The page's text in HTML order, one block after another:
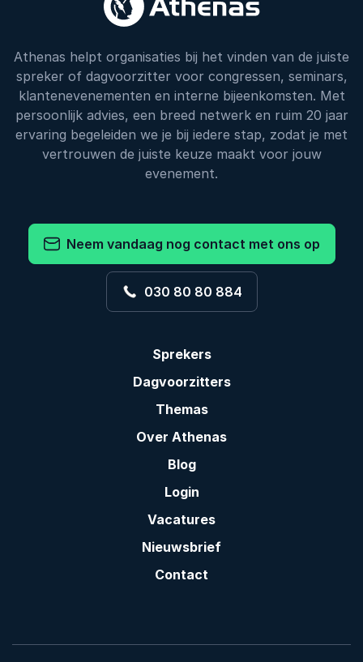
Athenas helpt organisaties bij het vinden van de juiste
spreker of dagvoorzitter voor congressen, seminars,
klantenevenementen en interne bijeenkomsten. Met
persoonlijk advies, een breed netwerk en ruim 20 jaar
ervaring begeleiden we je bij iedere stap, zodat je met
vertrouwen de juiste keuze maakt voor jouw
evenement.
Neem vandaag nog contact met ons op
030 80 80 884
Sprekers
Dagvoorzitters
Themas
Over Athenas
Blog
Login
Vacatures
Nieuwsbrief
Contact